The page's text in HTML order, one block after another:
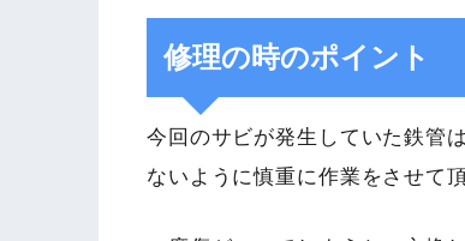
修理の時のポイント
今回のサビが発生していた鉄管
ないように慎重に作業をさせて